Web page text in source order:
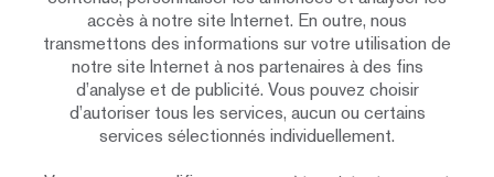
Social Media
accès à notre site Internet. En outre, nous
transmettons des informations sur votre utilisation de
notre site Internet à nos partenaires à des fins
d’analyse et de publicité. Vous pouvez choisir
d’autoriser tous les services, aucun ou certains
services sélectionnés individuellement.